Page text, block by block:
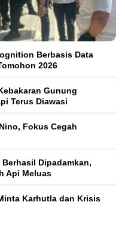
Berbasis Data
2026
Gunung
Terus Diawasi
Fokus Cegah
Dipadamkan,
Api Meluas
Karhutla dan Krisis